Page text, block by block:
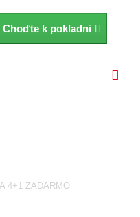
Choďte k pokladni
4+1 ZADARMO